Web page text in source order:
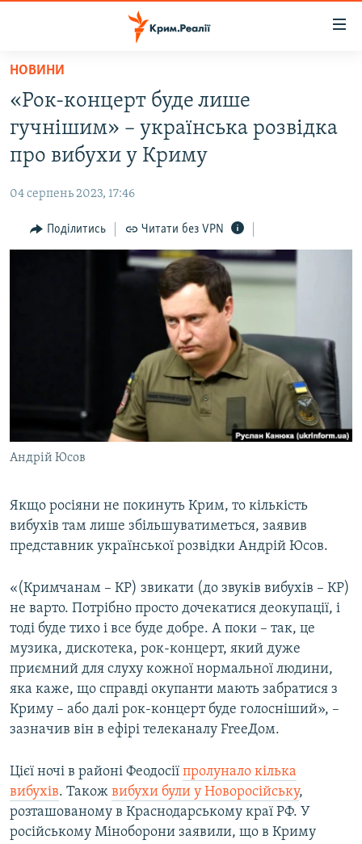
Перейти
основного
матеріалу
Перейти
до
основної
навігації
Перейти
до
ВІДЕО ТА ФОТО
БЛОГИ
ПОГЛЯД
ВІДЕОУРОКИ «ELIFBE»
СВІДЧЕННЯ ОКУПАЦІЇ
УКРАЇНСЬКА ПРОБЛЕМА КРИМУ
ІНФОГРАФІКА
ЯК ОБІЙТИ БЛОКУВАННЯ
ДОЛУЧАЙСЯ!
Усі сайти RFE/RL
НОВИНИ
«Рок-концерт буде лише
гучнішим» – українська розвідка
про вибухи у Криму
04 серпень 2023, 17:46
Поділитись Читати без VPN
Андрій Юсов
Якщо росіяни не покинуть Крим, то кількість
вибухів там лише збільшуватиметься, заявив
представник української розвідки Андрій Юсов.
«(Кримчанам – КР) звикати (до звуків вибухів – КР)
не варто. Потрібно просто дочекатися деокупації, і
тоді буде тихо і все буде добре. А поки – так, це
музика, дискотека, рок-концерт, який дуже
приємний для слуху кожної нормальної людини,
яка каже, що справді окупанти мають забратися з
Криму – або далі рок-концерт буде голосніший», –
зазначив він в ефірі телеканалу FreeДом.
Цієї ночі в районі Феодосії пролунало кілька
вибухів. Також вибухи були у Новоросійську,
розташованому в Краснодарському краї РФ. У
російському Міноборони заявили, що в Криму